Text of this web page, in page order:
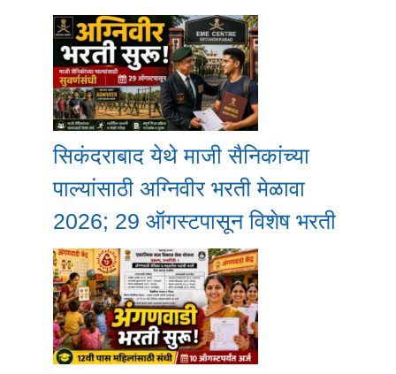
सिकंदराबाद येथे माजी सैनिकांच्या
पाल्यांसाठी अग्निवीर भरती मेळावा
2026; 29 ऑगस्टपासून विशेष भरती